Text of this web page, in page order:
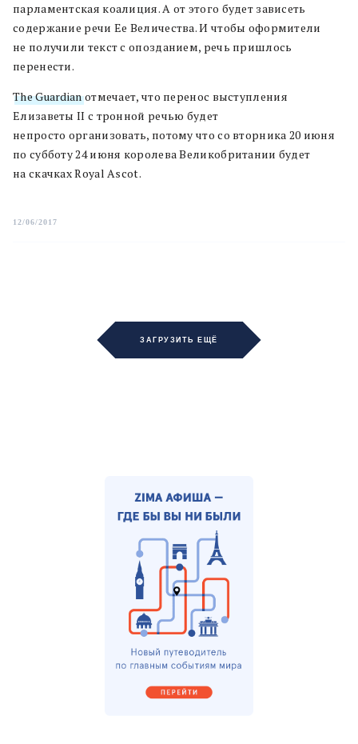
парламентская коалиция. А от этого будет зависеть
содержание речи Ее Величества. И чтобы оформители
не получили текст с опозданием, речь пришлось
перенести.
The Guardianотмечает, что перенос выступления
Елизаветы II c тронной речью будет
непросто организовать, потому что со вторника 20 июня
по субботу 24 июня королева Великобритании будет
на скачках Royal Ascot.
12/06/2017
ЗАГРУЗИТЬ ЕЩЁ